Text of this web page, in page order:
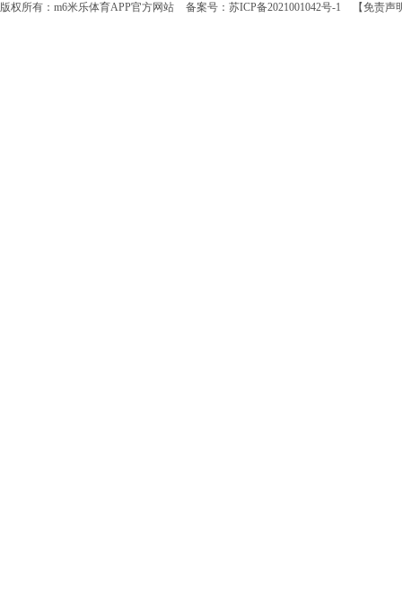
版权所有：m6米乐体育APP官方网站 备案号：苏ICP备2021001042号-1 【免责声